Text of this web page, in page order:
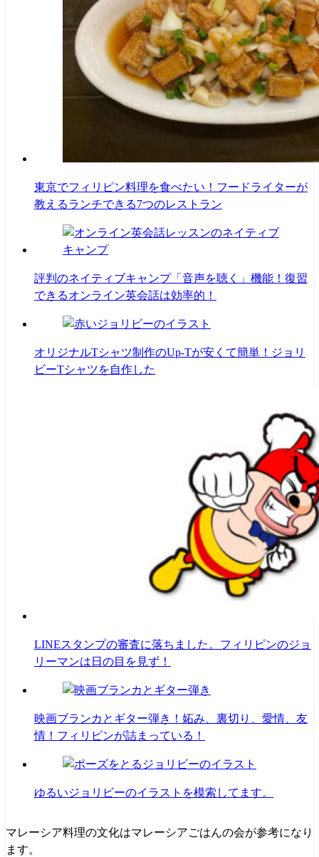
東京でフィリピン料理を食べたい！フードライターが
教えるランチできる7つのレストラン
評判のネイティブキャンプ「音声を聴く」機能！復習
できるオンライン英会話は効率的！
オリジナルTシャツ制作のUp-Tが安くて簡単！ジョリ
ビーTシャツを自作した
LINEスタンプの審査に落ちました。フィリピンのジョ
リーマンは日の目を見ず！
映画ブランカとギター弾き！妬み、裏切り、愛情、友
情！フィリピンが詰まっている！
ゆるいジョリビーのイラストを模索してます。
マレーシア料理の文化はマレーシアごはんの会が参考になり
ます。